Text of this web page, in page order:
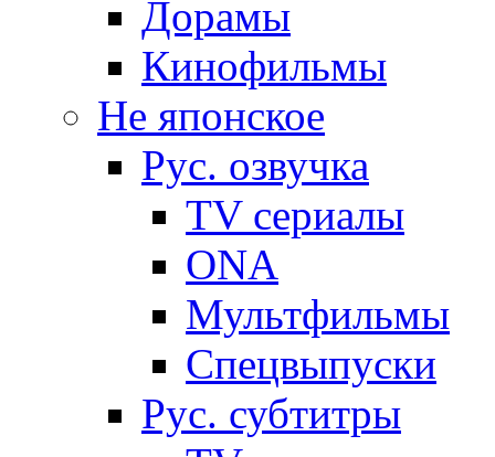
Дорамы
Кинофильмы
Не японское
Рус. озвучка
TV сериалы
ONA
Мультфильмы
Спецвыпуски
Рус. субтитры